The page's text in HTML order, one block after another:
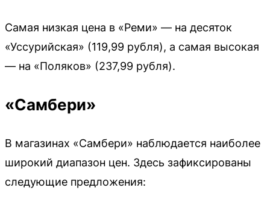
Самая низкая цена в «Реми» — на десяток
«Уссурийская» (119,99 рубля), а самая высокая
— на «Поляков» (237,99 рубля).
«Самбери»
В магазинах «Самбери» наблюдается наиболее
широкий диапазон цен. Здесь зафиксированы
следующие предложения: